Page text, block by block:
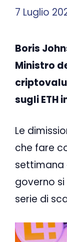
7 Luglio
Boris
Ministro
sugli ETH
Le
che fare
settimana
governo
serie di